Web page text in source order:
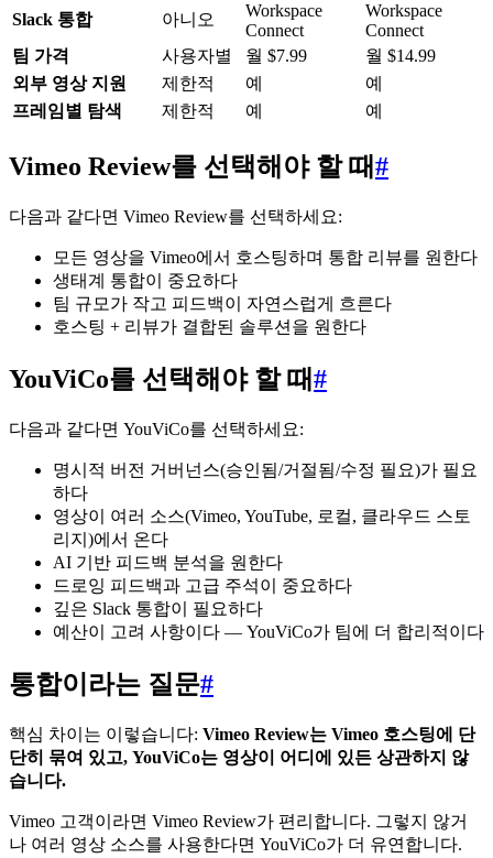
Slack 통합
아니오
Workspace
Connect
Workspace
Connect
팀 가격
사용자별 월 $7.99
월 $14.99
외부 영상 지원
제한적 예
예
프레임별 탐색
제한적 예 예
Vimeo Review를 선택해야 할 때#
다음과 같다면 Vimeo Review를 선택하세요:
모든 영상을 Vimeo에서 호스팅하며 통합 리뷰를 원한다
생태계 통합이 중요하다
팀 규모가 작고 피드백이 자연스럽게 흐른다
호스팅 + 리뷰가 결합된 솔루션을 원한다
YouViCo를 선택해야 할 때#
다음과 같다면 YouViCo를 선택하세요:
명시적 버전 거버넌스(승인됨/거절됨/수정 필요)가 필요
하다
영상이 여러 소스(Vimeo, YouTube, 로컬, 클라우드 스토
리지)에서 온다
AI 기반 피드백 분석을 원한다
드로잉 피드백과 고급 주석이 중요하다
깊은 Slack 통합이 필요하다
예산이 고려 사항이다 — YouViCo가 팀에 더 합리적이다
통합이라는 질문#
핵심 차이는 이렇습니다: Vimeo Review는 Vimeo 호스팅에 단
단히 묶여 있고, YouViCo는 영상이 어디에 있든 상관하지 않
습니다.
Vimeo 고객이라면 Vimeo Review가 편리합니다. 그렇지 않거
나 여러 영상 소스를 사용한다면 YouViCo가 더 유연합니다.